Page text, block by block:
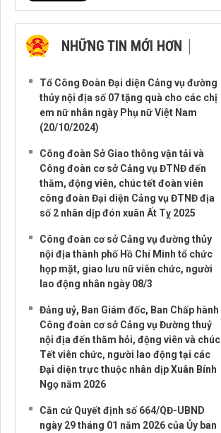
NHỮNG TIN MỚI HƠN
Tổ Công Đoàn Đại diện Cảng vụ đường
thủy nội địa số 07 tặng quà cho các chị
em nữ nhân ngày Phụ nữ Việt Nam
(20/10/2024)
Công đoàn Sở Giao thông vận tải và
Công đoàn cơ sở Cảng vụ ĐTNĐ đến
thăm, động viên, chúc tết đoàn viên
công đoàn Đại diện Cảng vụ ĐTNĐ địa
số 2 nhân dịp đón xuân Ất Tỵ 2025
Công đoàn cơ sở Cảng vụ đường thủy
nội địa thành phố Hồ Chí Minh tổ chức
họp mặt, giao lưu nữ viên chức, người
lao động nhân ngày 08/3
Đảng uỷ, Ban Giám đốc, Ban Chấp hành
Công đoàn cơ sở Cảng vụ Đường thuỷ
nội địa đến thăm hỏi, động viên và chúc
Tết viên chức, người lao động tại các
Đại diện trực thuộc nhân dịp Xuân Bính
Ngọ năm 2026
Căn cứ Quyết định số 664/QĐ-UBND
ngày 29 tháng 01 năm 2026 của Ủy ban